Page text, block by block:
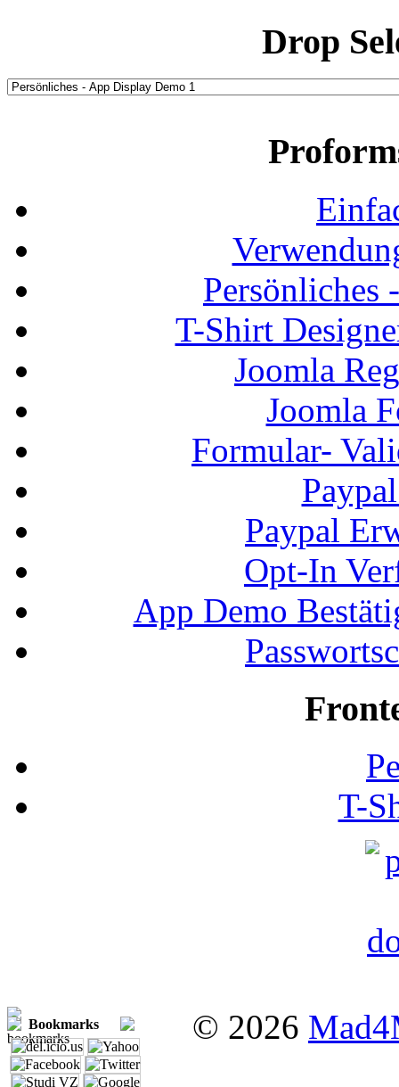
Drop
Persönliches
T-Shirt
Joomla
Joomla
Formular-
Paypal
Opt-In
App Demo
T-
Bookmarks © 2026